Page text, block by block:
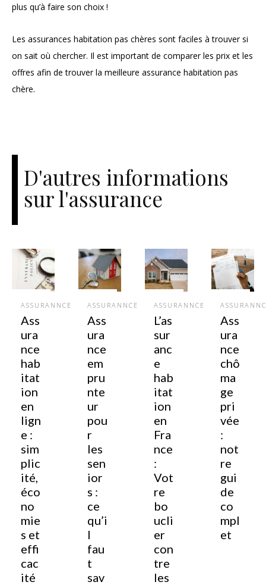
plus qu’à faire son choix !
Les assurances habitation pas chères sont faciles à trouver si
on sait où chercher. Il est important de comparer les prix et les
offres afin de trouver la meilleure assurance habitation pas
chère.
D'autres informations
sur l'assurance
ASSURANNCE
Ass
ura
nce
hab
itat
ion
en
lign
e :
sim
plic
ité,
éco
no
mie
s et
effi
cac
ité
ASSURANNCE
Ass
ura
nce
em
pru
nte
ur
pou
r
les
sen
ior
s :
ce
qu’i
l
fau
t
sav
ASSURANNCE
L’as
sur
anc
e
hab
itat
ion
en
Fra
nce
:
Vot
re
bo
ucli
er
con
tre
les
Ass
ura
nce
chô
ma
ge
pri
vée
:
not
re
gui
de
co
mpl
et